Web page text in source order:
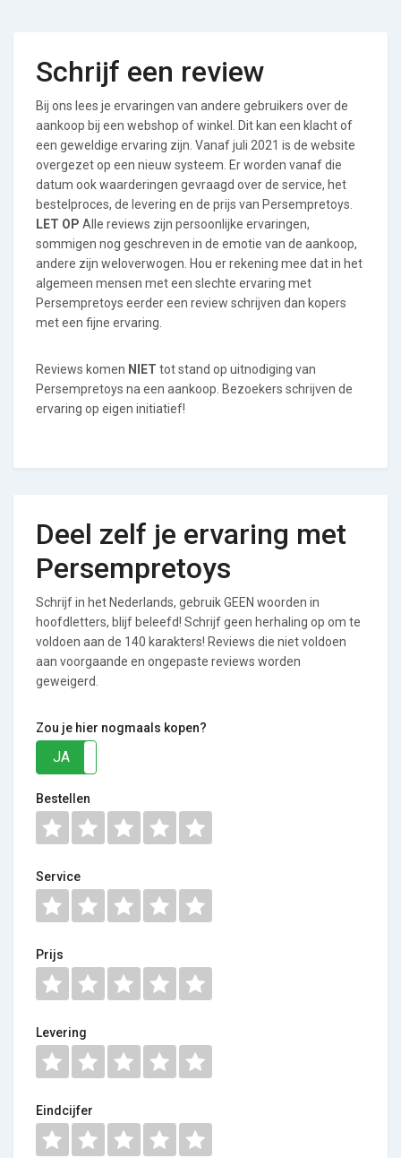
Schrijf een review
Bij ons lees je ervaringen van andere gebruikers over de
aankoop bij een webshop of winkel. Dit kan een klacht of
een geweldige ervaring zijn. Vanaf juli 2021 is de website
overgezet op een nieuw systeem. Er worden vanaf die
datum ook waarderingen gevraagd over de service, het
bestelproces, de levering en de prijs van Persempretoys.
LET OP Alle reviews zijn persoonlijke ervaringen,
sommigen nog geschreven in de emotie van de aankoop,
andere zijn weloverwogen. Hou er rekening mee dat in het
algemeen mensen met een slechte ervaring met
Persempretoys eerder een review schrijven dan kopers
met een fijne ervaring.
Reviews komen NIET tot stand op uitnodiging van
Persempretoys na een aankoop. Bezoekers schrijven de
ervaring op eigen initiatief!
Deel zelf je ervaring met
Persempretoys
Schrijf in het Nederlands, gebruik GEEN woorden in
hoofdletters, blijf beleefd! Schrijf geen herhaling op om te
voldoen aan de 140 karakters! Reviews die niet voldoen
aan voorgaande en ongepaste reviews worden
geweigerd.
Zou je hier nogmaals kopen?
JA
Bestellen
Service
Prijs
Levering
Eindcijfer